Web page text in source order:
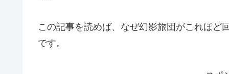
この記事を読めば、なぜ幻影旅団がこれほど
です。